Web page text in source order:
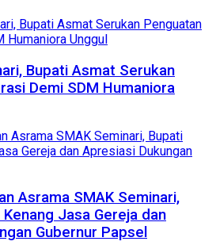
Bupati Asmat Serukan
Demi SDM Humaniora
Asrama SMAK Seminari,
Jasa Gereja dan
Gubernur Papsel